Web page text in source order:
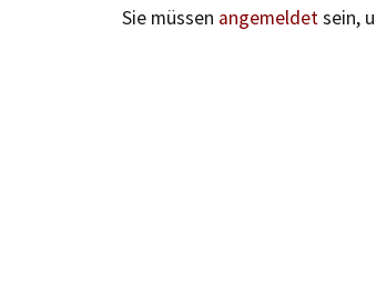
Sie müssen angemeldetsein,